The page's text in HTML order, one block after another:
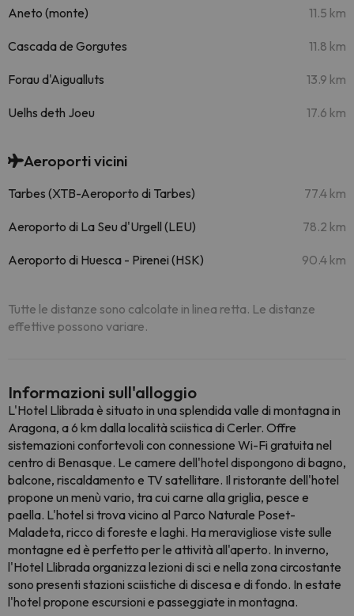
Aneto (monte) 11.5 km
Cascada de Gorgutes 11.8 km
Forau d'Aigualluts 13.9 km
Uelhs deth Joeu 17.6 km
Aeroporti vicini
Tarbes (XTB-Aeroporto di Tarbes) 77.4 km
Aeroporto di La Seu d'Urgell (LEU) 78.2 km
Aeroporto di Huesca - Pirenei (HSK) 90.4 km
Tutte le distanze sono calcolate in linea retta. Le distanze
effettive possono variare.
Informazioni sull'alloggio
L'Hotel Llibrada è situato in una splendida valle di montagna in
Aragona, a 6 km dalla località sciistica di Cerler. Offre
sistemazioni confortevoli con connessione Wi-Fi gratuita nel
centro di Benasque. Le camere dell'hotel dispongono di bagno,
balcone, riscaldamento e TV satellitare. Il ristorante dell'hotel
propone un menù vario, tra cui carne alla griglia, pesce e
paella. L'hotel si trova vicino al Parco Naturale Poset-
Maladeta, ricco di foreste e laghi. Ha meravigliose viste sulle
montagne ed è perfetto per le attività all'aperto. In inverno,
l'Hotel Llibrada organizza lezioni di sci e nella zona circostante
sono presenti stazioni sciistiche di discesa e di fondo. In estate
l'hotel propone escursioni e passeggiate in montagna.